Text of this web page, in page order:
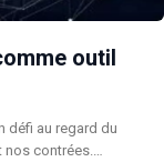
outil
défi au regard du
nos contrées.…